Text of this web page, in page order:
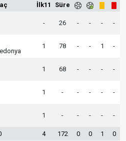
İlk11 Süre
- 26 - - - -
1 78 - - 1 -
1 68 - - - -
1 - - - - -
1 - - - - -
4 172 0 0 1 0